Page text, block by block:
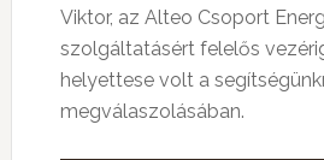
Viktor, az Alteo Csoport
szolgáltatásért felelős
helyettese volt a
megválaszolásában.